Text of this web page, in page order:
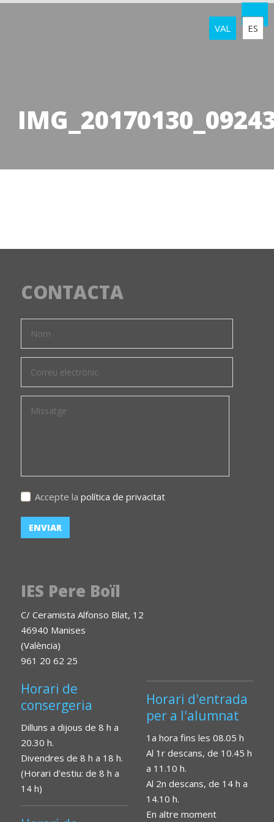
VAL ES
CONTACTA
Accepte la política de privacitat
IES Pere Boïl
C/ Ceramista Alfonso Blat, 12
46940 Manises
(València)
961 20 62 25
Horari de
consergeria
Dilluns a dijous de 8 h a
20.30 h.
Divendres de 8 h a 18 h.
(Horari d'estiu: de 8 h a
14 h)
Horari d'entrada
per a l'alumnat
1a hora fins les 08.05 h
Al 1r descans, de 10.45 h
a 11.10 h.
Al 2n descans, de 14 h a
14.10 h.
En altre moment